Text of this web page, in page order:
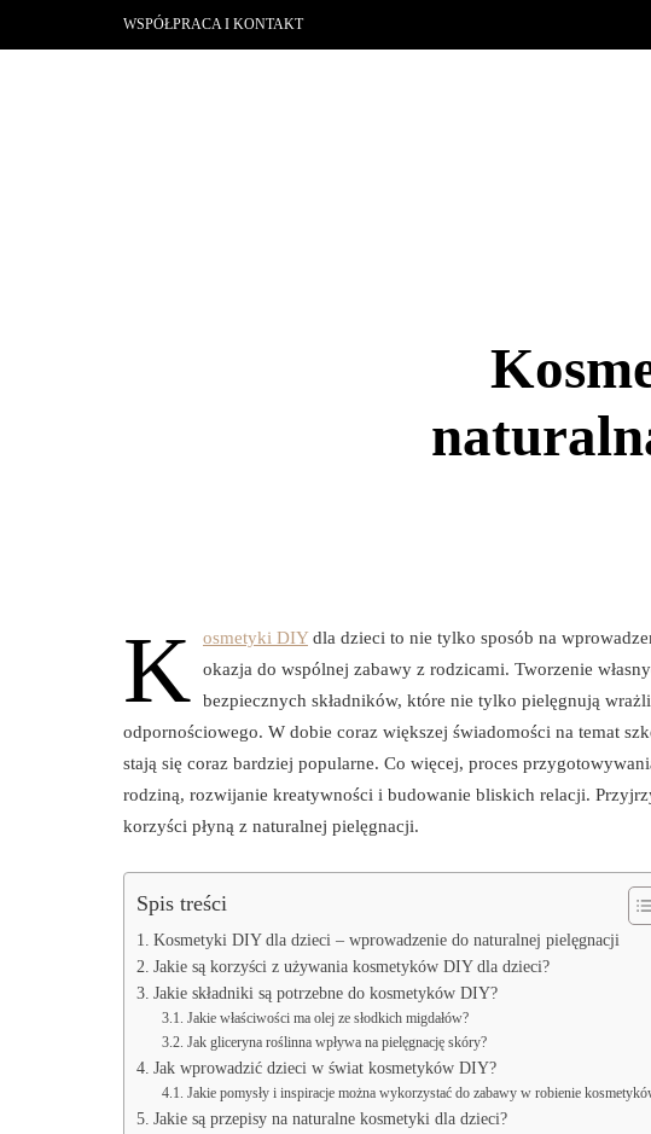
WSPÓŁPRACA I KONTAKT
K osmetyki DIYdla dzieci to nie tylko sposób na
okazja do wspólnej zabawy z rodzicami. Tworzenie
bezpiecznych składników, które nie tylko pielęgnują
odpornościowego. W dobie coraz większej świadomości na temat
stają się coraz bardziej popularne. Co więcej, proces
rodziną, rozwijanie kreatywności i budowanie bliskich relacji.
korzyści płyną z naturalnej pielęgnacji.
Spis treści
Kosmetyki DIY dla dzieci – wprowadzenie do naturalnej pielęgnacji
Jakie są korzyści z używania kosmetyków DIY dla dzieci?
Jakie składniki są potrzebne do kosmetyków DIY?
Jakie właściwości ma olej ze słodkich migdałów?
Jak gliceryna roślinna wpływa na pielęgnację skóry?
Jak wprowadzić dzieci w świat kosmetyków DIY?
Jakie pomysły i inspiracje można wykorzystać do zabawy w robienie
Jakie są przepisy na naturalne kosmetyki dla dzieci?